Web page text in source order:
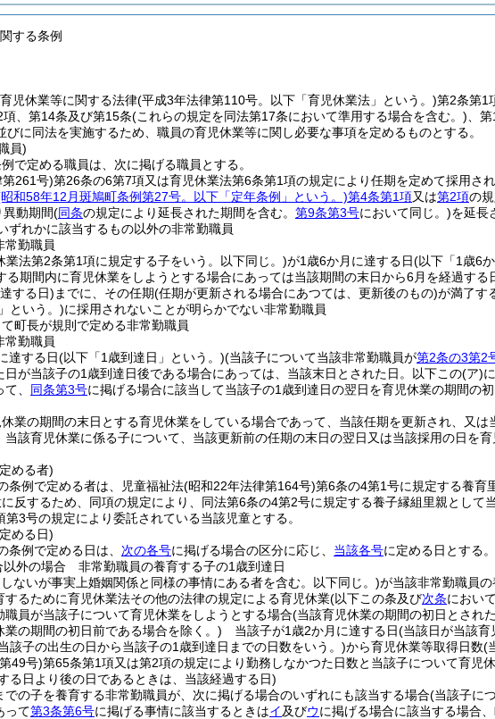
する条例
児休業等に関する法律(平成3年法律第110号。以下「育児休業法」という。)第2条第1
、第14条及び第15条(これらの規定を同法第17条において準用する場合を含む。) 、
に同法を実施するため、職員の育児休業等に関し必要な事項を定めるものとする。
員)
で定める職員は、次に掲げる職員とする。
261号)第26条の6第7項又は育児休業法第6条第1項の規定により任期を定めて採用さ
和58年12月斑鳩町条例第27号。以下「定年条例」という。)第4条第1項又は第2項の
動期間(同条の規定により延長された期間を含む。 第9条第3号において同じ。)を延長
ずれかに該当するもの以外の非常勤職員
常勤職員
業法第2条第1項に規定する子をいう。以下同じ。)が1歳6か月に達する日(以下「1歳6
る期間内に育児休業をしようとする場合にあっては当該期間の末日から6月を経過する
する日) までに、その任期(任期が更新される場合にあつては、更新後のもの)が満了す
という。)に採用されないことが明らかでない非常勤職員
町長が規則で定める非常勤職員
常勤職員
達する日(以下「1歳到達日」という。)(当該子について当該非常勤職員が第2条の3第2
が当該子の1歳到達日後である場合にあっては、当該末日とされた日。以下この(ア)
、 同条第3号に掲げる場合に該当して当該子の1歳到達日の翌日を育児休業の期間の
業の期間の末日とする育児休業をしている場合であって、当該任期を更新され、又
当該育児休業に係る子について、当該更新前の任期の末日の翌日又は当該採用の日を
める者)
条例で定める者は、児童福祉法(昭和22年法律第164号)第6条の4第1号に規定する養育
反するため、同項の規定により、同法第6条の4第2号に規定する養子縁組里親として
3号の規定により委託されている当該児童とする。
める日)
条例で定める日は、 次の各号に掲げる場合の区分に応じ、 当該各号に定める日とする。
以外の場合 非常勤職員の養育する子の1歳到達日
ないが事実上婚姻関係と同様の事情にある者を含む。以下同じ。)が当該非常勤職員
るために育児休業法その他の法律の規定による育児休業(以下この条及び次条におい
員が当該子について育児休業をしようとする場合(当該育児休業の期間の初日とされ
の期間の初日前である場合を除く。) 当該子が1歳2か月に達する日(当該日が当該育
該子の出生の日から当該子の1歳到達日までの日数をいう。)から育児休業等取得日数(
49号)第65条第1項又は第2項の規定により勤務しなかつた日数と当該子について育児
る日より後の日であるときは、当該経過する日)
の子を養育する非常勤職員が、次に掲げる場合のいずれにも該当する場合(当該子に
って第3条第6号に掲げる事情に該当するときはイ及びウに掲げる場合に該当する場合